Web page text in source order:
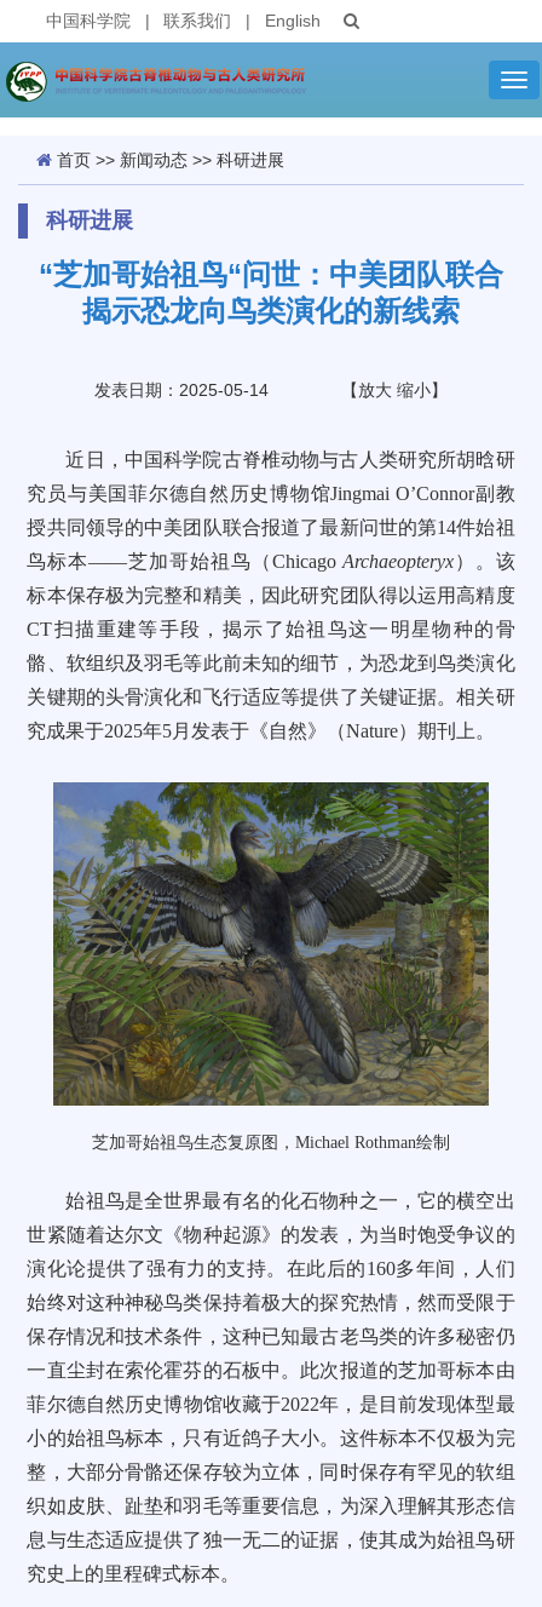
中国科学院 | 联系我们 | English
首页 >> 新闻动态 >> 科研进展
科研进展
“芝加哥始祖鸟“问世：中美团队联合
揭示恐龙向鸟类演化的新线索
发表日期：2025-05-14 【放大 缩小】
近日，中国科学院古脊椎动物与古人类研究所胡晗研
究员与美国菲尔德自然历史博物馆Jingmai O’Connor副教
授共同领导的中美团队联合报道了最新问世的第14件始祖
鸟标本——芝加哥始祖鸟（ChicagoArchaeopteryx）。该
标本保存极为完整和精美，因此研究团队得以运用高精度
CT扫描重建等手段，揭示了始祖鸟这一明星物种的骨
骼、软组织及羽毛等此前未知的细节，为恐龙到鸟类演化
关键期的头骨演化和飞行适应等提供了关键证据。相关研
究成果于2025年5月发表于《自然》（Nature）期刊上。
芝加哥始祖鸟生态复原图，Michael Rothman绘制
始祖鸟是全世界最有名的化石物种之一，它的横空出
世紧随着达尔文《物种起源》的发表，为当时饱受争议的
演化论提供了强有力的支持。在此后的160多年间，人们
始终对这种神秘鸟类保持着极大的探究热情，然而受限于
保存情况和技术条件，这种已知最古老鸟类的许多秘密仍
一直尘封在索伦霍芬的石板中。此次报道的芝加哥标本由
菲尔德自然历史博物馆收藏于2022年，是目前发现体型最
小的始祖鸟标本，只有近鸽子大小。这件标本不仅极为完
整，大部分骨骼还保存较为立体，同时保存有罕见的软组
织如皮肤、趾垫和羽毛等重要信息，为深入理解其形态信
息与生态适应提供了独一无二的证据，使其成为始祖鸟研
究史上的里程碑式标本。